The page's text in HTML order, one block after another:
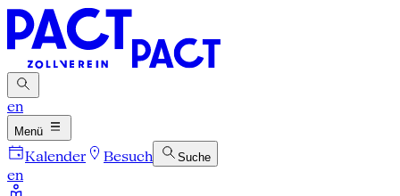
en
Menü
Kalender Besuch Suche
en